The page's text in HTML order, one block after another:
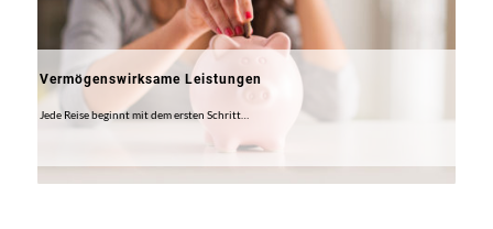
Vermögenswirksame Leistungen
Jede Reise beginnt mit dem ersten Schritt…